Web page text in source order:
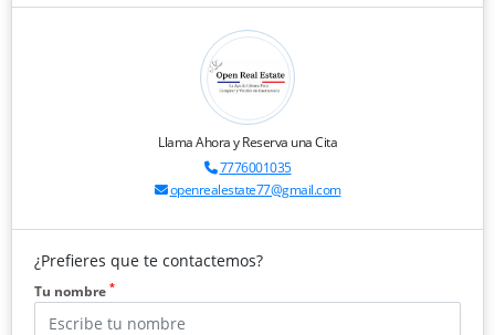
Llama Ahora y Reserva una Cita
7776001035
openrealestate77@gmail.com
¿Prefieres que te contactemos?
Tu nombre *